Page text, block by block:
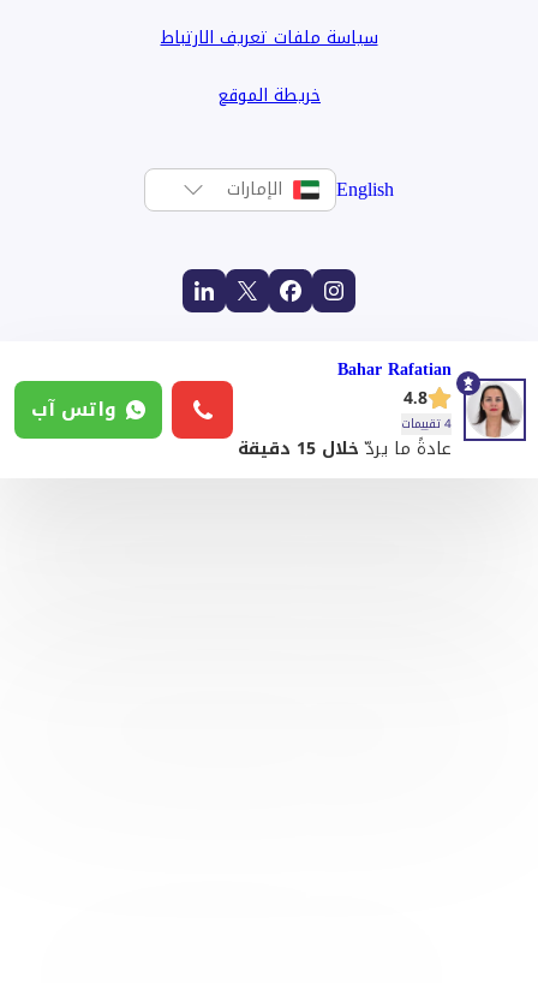
سياسة ملفات تعريف الارتباط
خريطة الموقع
English الإمارات
Bahar Rafatian
4.8
4 تقييمات
عادةً ما يردّخلال 15 دقيقة
واتس آب